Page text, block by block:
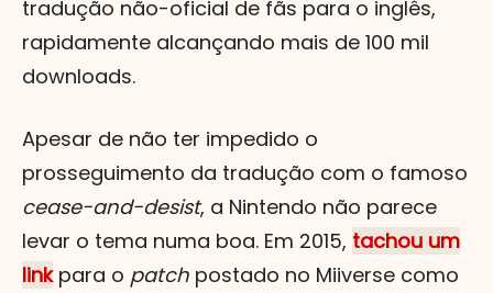
tradução não-oficial de fãs para o inglês,
rapidamente alcançando mais de 100 mil
downloads.
Apesar de não ter impedido o
prosseguimento da tradução com o famoso
cease-and-desist, a Nintendo não parece
levar o tema numa boa. Em 2015, tachou um
linkpara o patch postado no Miiverse como